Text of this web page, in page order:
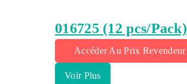
016725 (12 pcs/Pack)
Accéder Au Prix Revendeur
Voir Plus